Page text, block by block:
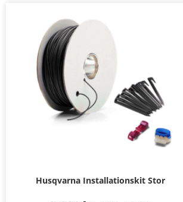
Husqvarna Installationskit Stor